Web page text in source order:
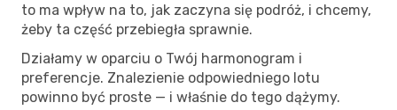
to ma wpływ na to, jak zaczyna się podróż, i chcemy,
żeby ta część przebiegła sprawnie.
Działamy w oparciu o Twój harmonogram i
preferencje. Znalezienie odpowiedniego lotu
powinno być proste — i właśnie do tego dążymy.